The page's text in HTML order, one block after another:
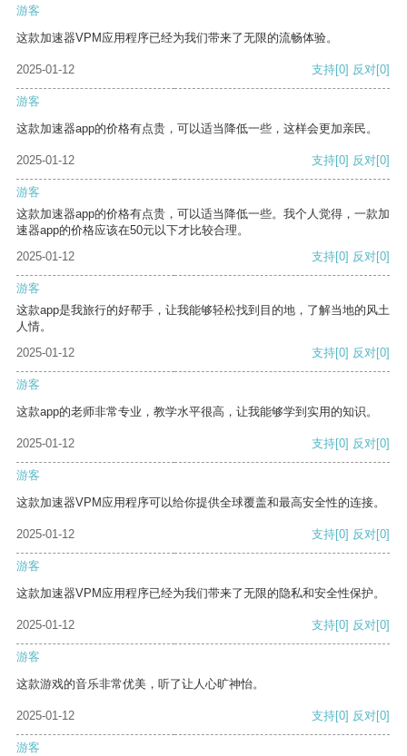
游客
这款加速器VPM应用程序已经为我们带来了无限的流畅体验。
2025-01-12 支持[0] 反对[0]
游客
这款加速器app的价格有点贵，可以适当降低一些，这样会更加亲民。
2025-01-12 支持[0] 反对[0]
游客
这款加速器app的价格有点贵，可以适当降低一些。我个人觉得，一款加
速器app的价格应该在50元以下才比较合理。
2025-01-12
支持[0] 反对[0]
游客
这款app是我旅行的好帮手，让我能够轻松找到目的地，了解当地的风土
人情。
2025-01-12
支持[0] 反对[0]
游客
这款app的老师非常专业，教学水平很高，让我能够学到实用的知识。
2025-01-12 支持[0] 反对[0]
游客
这款加速器VPM应用程序可以给你提供全球覆盖和最高安全性的连接。
2025-01-12 支持[0] 反对[0]
游客
这款加速器VPM应用程序已经为我们带来了无限的隐私和安全性保护。
2025-01-12 支持[0] 反对[0]
游客
这款游戏的音乐非常优美，听了让人心旷神怡。
2025-01-12 支持[0] 反对[0]
游客